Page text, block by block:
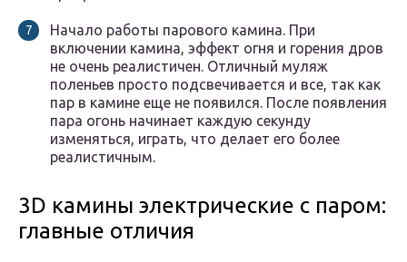
Начало работы парового камина. При
включении камина, эффект огня и горения дров
не очень реалистичен. Отличный муляж
поленьев просто подсвечивается и все, так как
пар в камине еще не появился. После появления
пара огонь начинает каждую секунду
изменяться, играть, что делает его более
реалистичным.
3D камины электрические с паром:
главные отличия